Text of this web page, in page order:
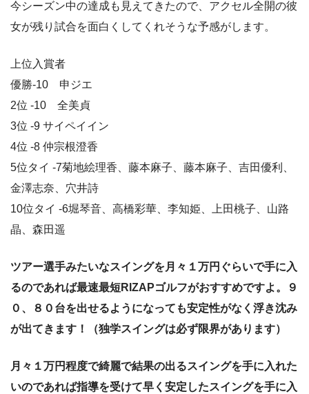
今シーズン中の達成も見えてきたので、アクセル全開の彼
女が残り試合を面白くしてくれそうな予感がします。
上位入賞者
優勝-10 申ジエ
2位 -10 全美貞
3位 -9 サイペイイン
4位 -8 仲宗根澄香
5位タイ -7菊地絵理香、藤本麻子、藤本麻子、吉田優利、
金澤志奈、穴井詩
10位タイ -6堀琴音、高橋彩華、李知姫、上田桃子、山路
晶、森田遥
ツアー選手みたいなスイングを月々１万円ぐらいで手に入
るのであれば最速最短RIZAPゴルフがおすすめですよ。９
０、８０台を出せるようになっても安定性がなく浮き沈み
が出てきます！（独学スイングは必ず限界があります）
月々１万円程度で綺麗で結果の出るスイングを手に入れた
いのであれば指導を受けて早く安定したスイングを手に入